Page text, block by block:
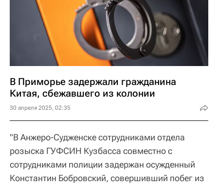
В Приморье задержали гражданина
Китая, сбежавшего из колонии
30 апреля 2025, 02:35
"В Анжеро-Судженске сотрудниками отдела
розыска ГУФСИН Кузбасса совместно с
сотрудниками полиции задержан осужденный
Константин Бобровский, совершивший побег из